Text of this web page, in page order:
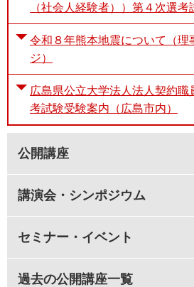
（社会人経験者））第４次選考
令和８年熊本地震について（理
ジ）
広島県公立大学法人法人契約職
考試験受験案内（広島市内）
公開講座
講演会・シンポジウム
セミナー・イベント
過去の公開講座一覧